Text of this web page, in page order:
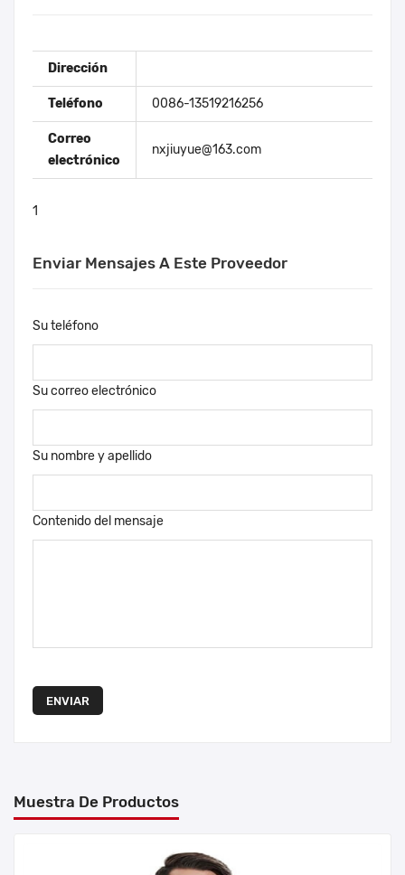
Dirección
Teléfono 0086-13519216256
Correo
electrónico
nxjiuyue@163.com
1
Enviar Mensajes A Este Proveedor
Contenido del mensaje
Su nombre y apellido
Su correo electrónico
Su teléfono
ENVIAR
Muestra De Productos